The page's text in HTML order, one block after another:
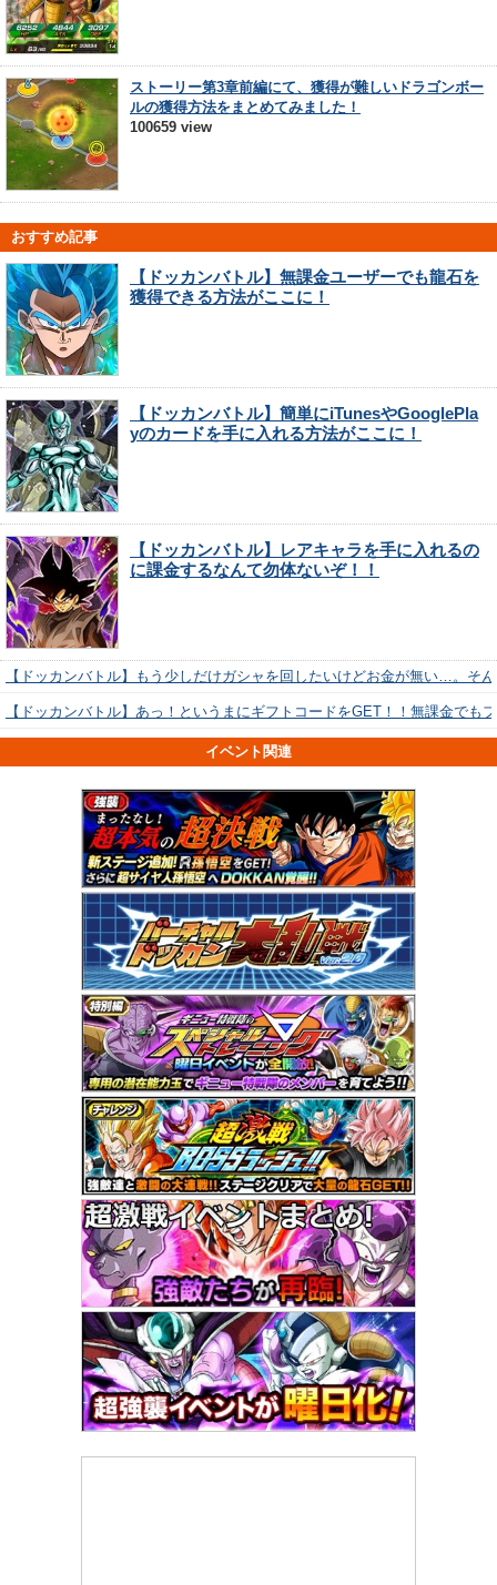
ストーリー第3章前編にて、獲得が難しいドラゴンボー
ルの獲得方法をまとめてみました！
100659 view
おすすめ記事
【ドッカンバトル】無課金ユーザーでも龍石を
獲得できる方法がここに！
【ドッカンバトル】簡単にiTunesやGooglePla
yのカードを手に入れる方法がここに！
【ドッカンバトル】レアキャラを手に入れるの
に課金するなんて勿体ないぞ！！
【ドッカンバトル】もう少しだけガシャを回したいけどお金が無い…。そ
【ドッカンバトル】あっ！というまにギフトコードをGET！！無課金でも
イベント関連